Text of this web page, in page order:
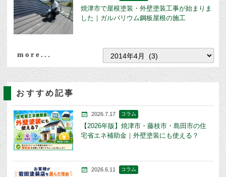
焼津市で屋根塗装・外壁塗装工事が始まりま
した｜ガルバリウム鋼板屋根の施工
more...
おすすめ記事
2026.7.17 コラム
【2026年版】焼津市・藤枝市・島田市の住
宅省エネ補助金｜外壁塗装にも使える？
2026.6.11 コラム